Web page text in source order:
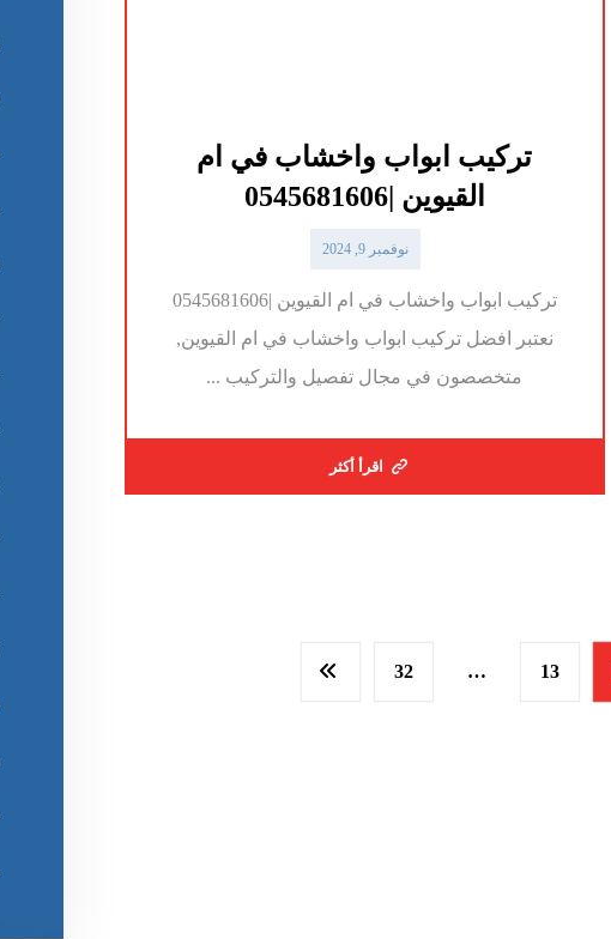
تركيب ابواب واخشاب في ام
القيوين |0545681606
نوفمبر 9, 2024
تركيب ابواب واخشاب في ام القيوين |0545681606
نعتبر افضل تركيب ابواب واخشاب في ام القيوين,
متخصصون في مجال تفصيل والتركيب ...
اقرأ أكثر
13
…
32